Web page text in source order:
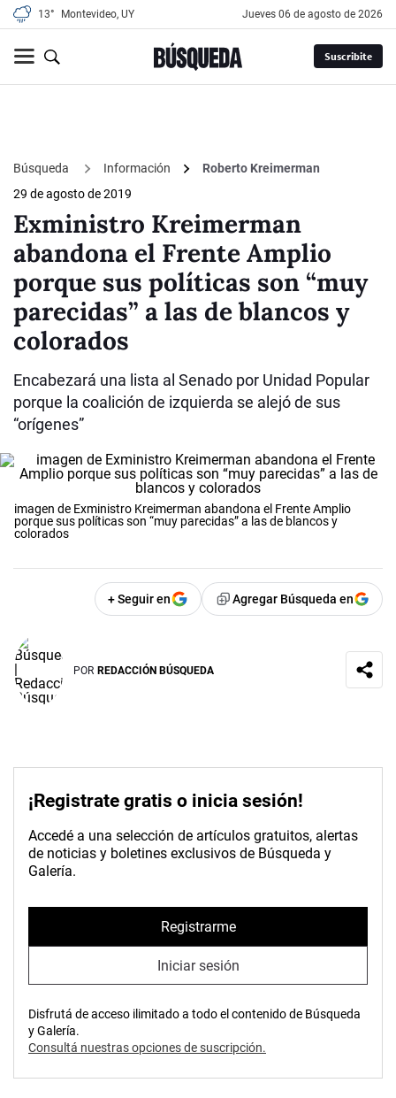
13° Montevideo, UY jueves 06 de agosto de 2026
Suscribite
Búsqueda Información
Roberto Kreimerman
29 de agosto de 2019
Exministro Kreimerman
abandona el Frente Amplio
porque sus políticas son “muy
parecidas” a las de blancos y
colorados
Encabezará una lista al Senado por Unidad Popular
porque la coalición de izquierda se alejó de sus
“orígenes”
imagen de Exministro Kreimerman abandona el Frente Amplio
porque sus políticas son “muy parecidas” a las de blancos y
colorados
+ Seguir en Agregar Búsqueda en
POR REDACCIÓN BÚSQUEDA
¡Registrate gratis o inicia sesión!
Accedé a una selección de artículos gratuitos, alertas
de noticias y boletines exclusivos de Búsqueda y
Galería.
Registrarme
Iniciar sesión
Disfrutá de acceso ilimitado a todo el contenido de Búsqueda
y Galería.
Consultá nuestras opciones de suscripción.